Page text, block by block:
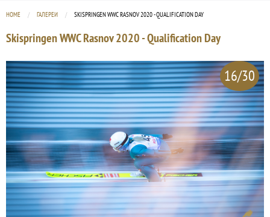
HOME ГАЛЕРЕИ CURRENT:
SKISPRINGEN WWC RASNOV 2020 - QUALIFICATION DAY
Skispringen WWC Rasnov 2020 - Qualification Day
16/30